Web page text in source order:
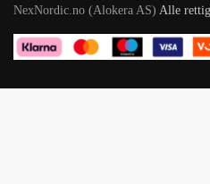
NexNordic.no (Alokera AS) Alle